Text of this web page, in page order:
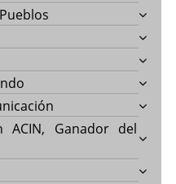
ACIN, Ganador del